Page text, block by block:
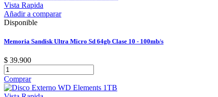
Vista Rapida
Añadir a comparar
Disponible
Memoria Sandisk Ultra Micro Sd 64gb Clase 10 - 100mb/s
$ 39.900
Comprar